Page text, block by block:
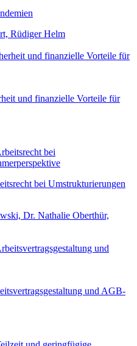
Rüdiger Helm
und finanzielle Vorteile für
bei Umstrukturierungen
Dr. Nathalie Oberthür,
und AGB-